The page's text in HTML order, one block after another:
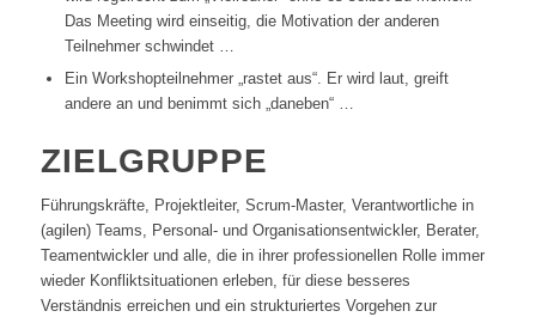
Das Meeting wird einseitig, die Motivation der anderen
Teilnehmer schwindet …
Ein Workshopteilnehmer „rastet aus“. Er wird laut, greift
andere an und benimmt sich „daneben“ …
ZIELGRUPPE
Führungskräfte, Projektleiter, Scrum-Master, Verantwortliche in
(agilen) Teams, Personal- und Organisationsentwickler, Berater,
Teamentwickler und alle, die in ihrer professionellen Rolle immer
wieder Konfliktsituationen erleben, für diese besseres
Verständnis erreichen und ein strukturiertes Vorgehen zur